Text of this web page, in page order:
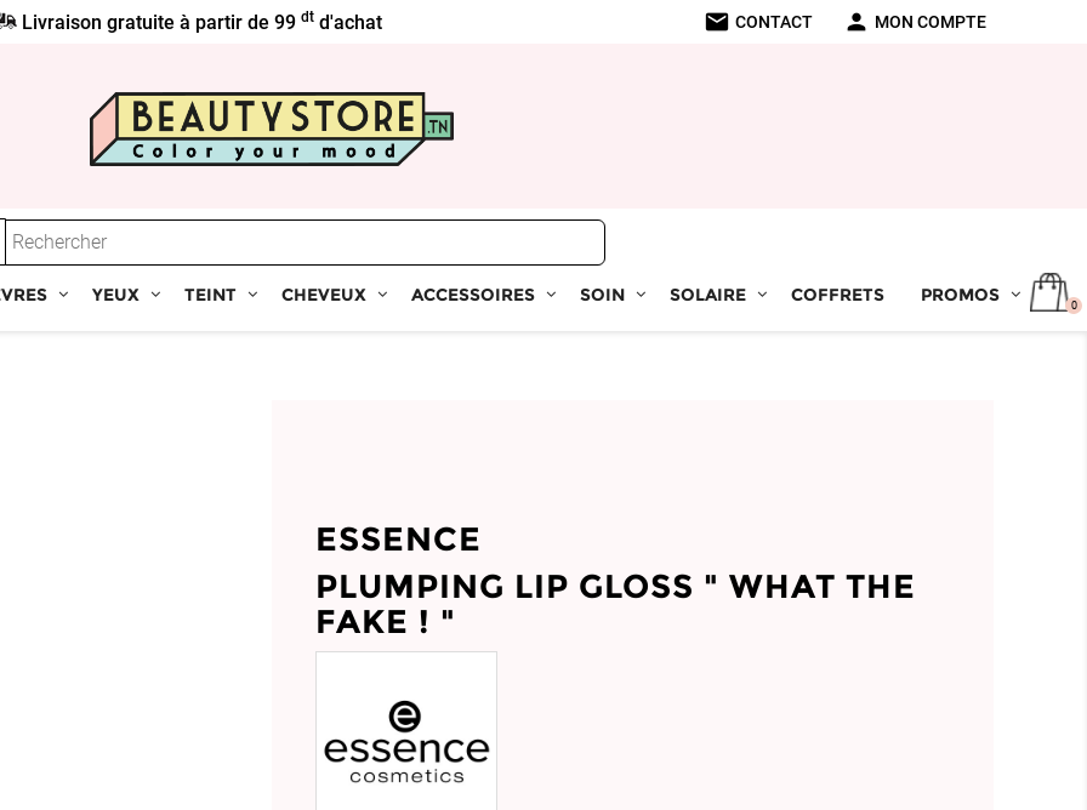
Livraison gratuite à partir de 99dt d'achat mail CONTACT person MON COMPTE
YEUX TEINT CHEVEUX ACCESSOIRES SOIN SOLAIRE COFFRETS PROMOS 0
ESSENCE
PLUMPING LIP GLOSS " WHAT THE
FAKE ! "